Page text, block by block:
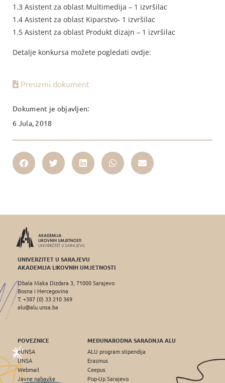
1.3 Asistent za oblast Multimedija – 1 izvršilac
1.4 Asistent za oblast Kiparstvo- 1 izvršilac
1.5 Asistent za oblast Produkt dizajn – 1 izvršilac
Detalje konkursa možete pogledati ovdje:
Preuzmi dokument
Dokument je objavljen:
6 Jula, 2018
UNIVERZITET U SARAJEVU
AKADEMIJA LIKOVNIH UMJETNOSTI
Obala Maka Dizdara 3, 71000 Sarajevo
Bosna i Hercegovina
T: +387 (0) 33 210 369
alu@alu.unsa.ba
POVEZNICE
eUNSA
UNSA
Webmail
Javne nabavke
MEĐUNARODNA SARADNJA ALU
ALU program stipendija
Erasmus
Ceepus
Pop-Up Sarajevo